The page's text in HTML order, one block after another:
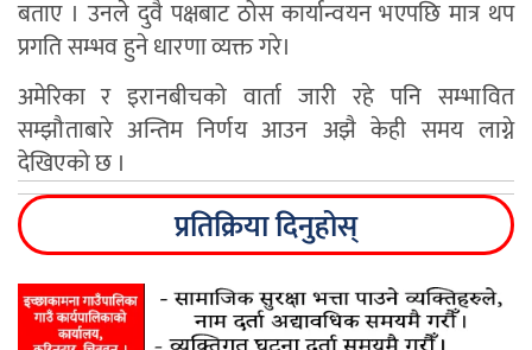
बताए । उनले दुवै पक्षबाट ठोस कार्यान्वयन भएपछि मात्र थप
प्रगति सम्भव हुने धारणा व्यक्त गरे।
अमेरिका र इरानबीचको वार्ता जारी रहे पनि सम्भावित
सम्झौताबारे अन्तिम निर्णय आउन अझै केही समय लाग्ने
देखिएको छ ।
प्रतिक्रिया दिनुहोस्